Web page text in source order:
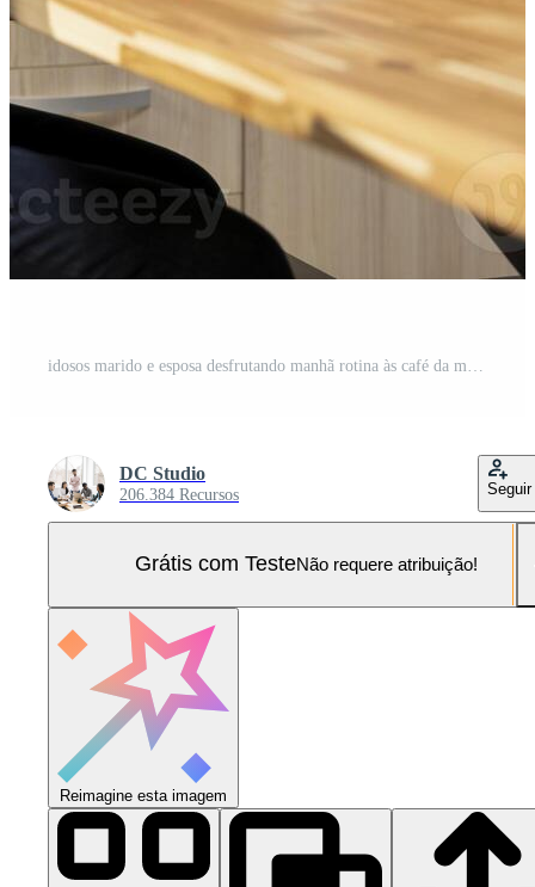
DC Studio
206.384 Recursos Seguir
Grátis com TesteNão requere atribuição!
Reimagine esta imagem